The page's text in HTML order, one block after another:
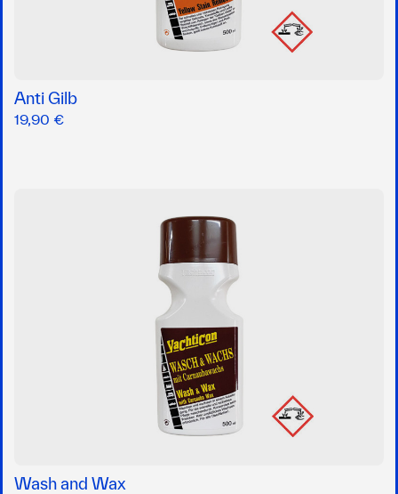
Anti Gilb
19,90 €
Wash and Wax